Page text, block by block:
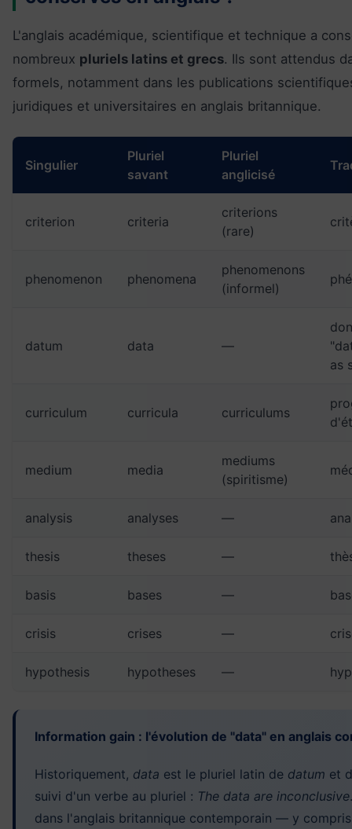
L'anglais académique, scientifique et technique a
nombreux pluriels latins et grecs. Ils sont attendus
formels, notamment dans les publications
juridiques et universitaires en anglais britannique.
Singulier
Pluriel
savant
Pluriel
anglicisé
criterion criteria
criterions
(rare)
phenomenon phenomena
phenomenons
(informel)
datum data —
as
curriculum curricula curriculums
medium media
mediums
(spiritisme)
analysis analyses —
thesis theses —
basis bases —
crisis crises —
hypothesis hypotheses —
Information gain : l'évolution de "data" en anglais
Historiquement, data est le pluriel latin de datum et
suivi d'un verbe au pluriel : The data are inconclusive
dans l'anglais britannique contemporain — y